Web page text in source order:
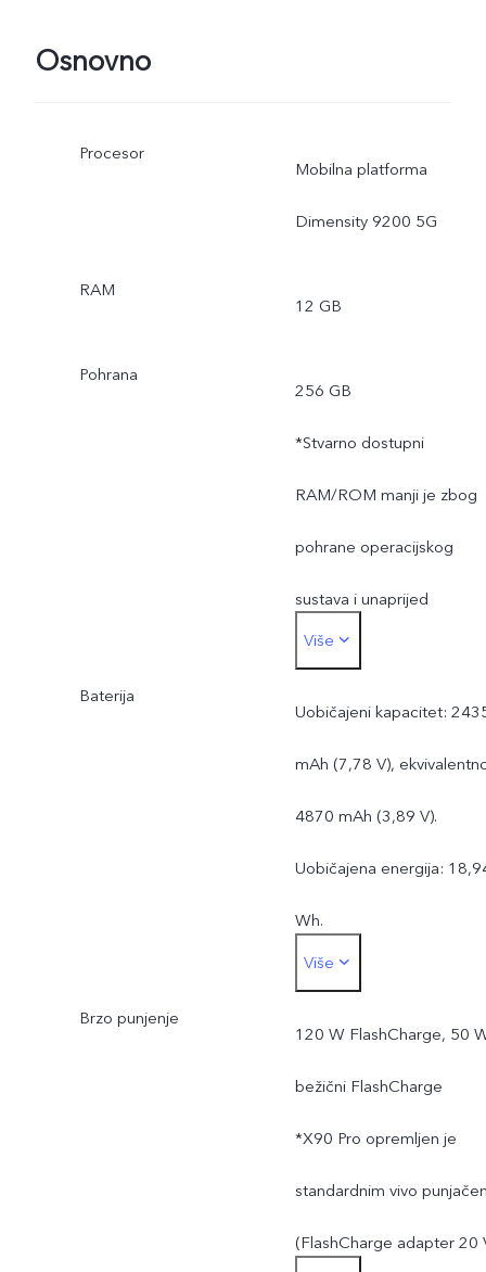
Osnovno
Procesor
Mobilna platforma
Dimensity 9200 5G
RAM
12 GB
Pohrana
256 GB
*Stvarno dostupni
RAM/ROM manji je zbog
pohrane operacijskog
sustava i unaprijed
instaliranih aplikacija.
Više
Baterija
Uobičajeni kapacitet:
mAh (7,78 V),
4870 mAh (3,89 V).
Uobičajena energija:
Wh.
Nazivni kapacitet: 2350
mAh (7,78 V),
4700 mAh (3,89 V).
Nazivna energija: 18,47
Wh.
*Nazivni kapacitet baterije
Više
Brzo punjenje
120 W FlashCharge, 50
bežični FlashCharge
*X90 Pro opremljen je
standardnim vivo
(FlashCharge adapter 20